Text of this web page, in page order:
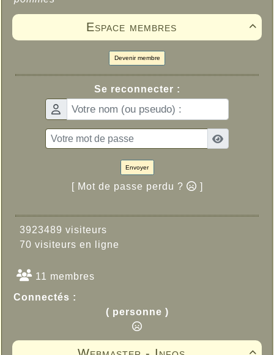

Espace membres
Devenir membre
Se reconnecter :
Envoyer
[ Mot de passe perdu ? ]
3923489 visiteurs
70 visiteurs en ligne
11 membres
Connectés :
( personne )
